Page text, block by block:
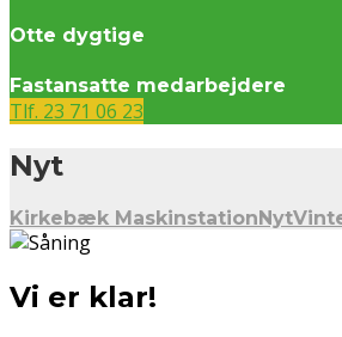
Otte dygtige
Fastansatte medarbejdere
Tlf. 23 71 06 23
Nyt
Kirkebæk Maskinstation Nyt
Vi er klar!